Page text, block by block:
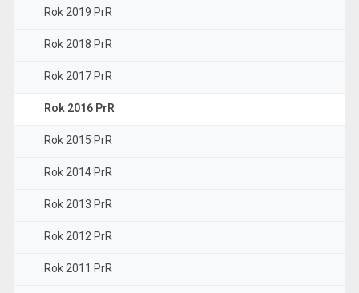
Rok 2019 PrR
Rok 2018 PrR
Rok 2017 PrR
Rok 2016 PrR
Rok 2015 PrR
Rok 2014 PrR
Rok 2013 PrR
Rok 2012 PrR
Rok 2011 PrR